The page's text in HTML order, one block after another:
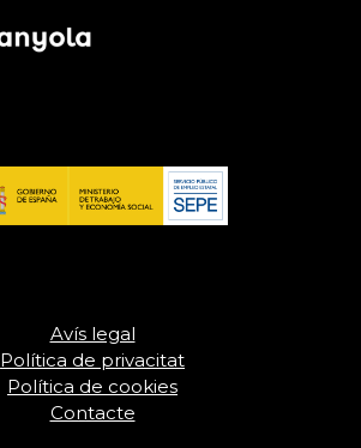
Avís legal
Política de privacitat
Política de cookies
Contacte